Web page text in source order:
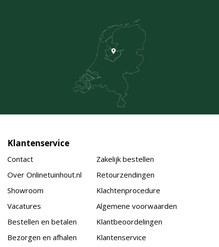
Klantenservice
Contact
Over Onlinetuinhout.nl
Showroom
Vacatures
Bestellen en betalen
Bezorgen en afhalen
Zakelijk bestellen
Retourzendingen
Klachtenprocedure
Algemene voorwaarden
Klantbeoordelingen
Klantenservice